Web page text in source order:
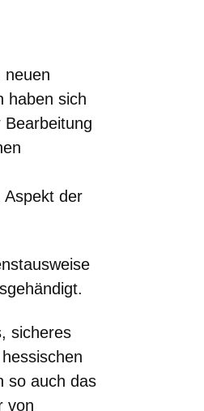
neuen
haben sich
Aspekt der
sicheres
so auch das
von